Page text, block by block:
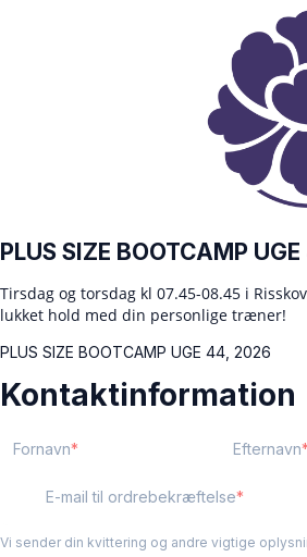
PLUS SIZE BOOTCAMP
Tirsdag og torsdag kl 07.45-08.45 i
lukket hold med din personlige træner!
PLUS SIZE BOOTCAMP UGE 44, 2026
Kontaktinformation
Fornavn Efternavn
E-mail til ordrebekræftelse
Vi sender din kvittering og andre vigtige